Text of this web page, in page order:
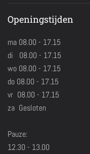
Openingstijden
ma 08.00 - 17.15
di 08.00 - 17.15
wo 08.00 - 17.15
do 08.00 - 17.15
vr 08.00 - 17.15
za Gesloten
Pauze:
12.30 - 13.00